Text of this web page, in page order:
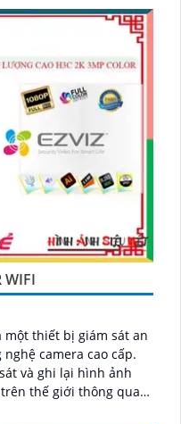
phát hiện chuyển
cho không gian của
Dây CS-C6N-R105-
WIFI
một thiết bị giám sát an
camera cao cấp.
và ghi lại hình ảnh
thế giới thông qua